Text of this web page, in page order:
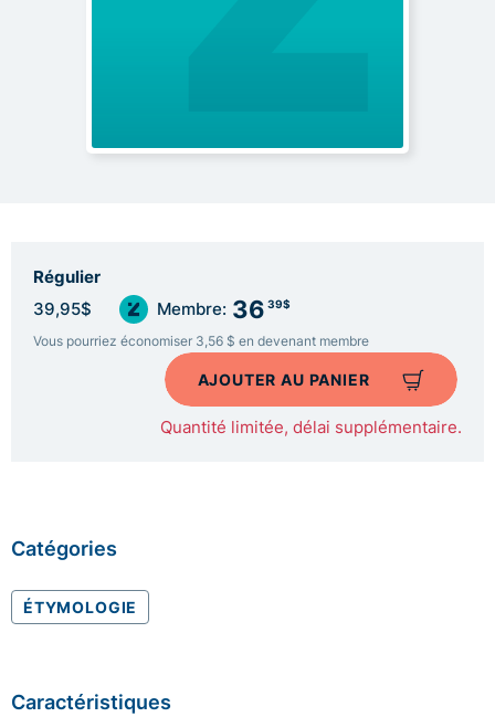
Régulier
39,95$ Membre: 36 39$
Vous pourriez économiser 3,56 $ en devenant membre
AJOUTER AU PANIER
Quantité limitée, délai supplémentaire.
Catégories
ÉTYMOLOGIE
Caractéristiques